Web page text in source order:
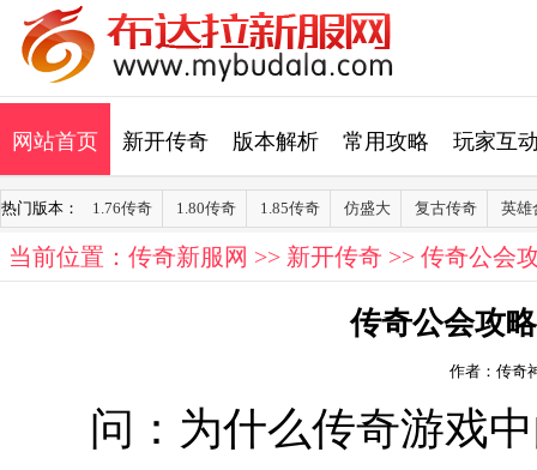
网站首页 新开传奇 版本解析 常用攻略 玩家互
热门版本： 1.76传奇 1.80传奇 1.85传奇 仿盛大 复古传奇 英雄
当前位置： 传奇新服网 >> 新开传奇 >> 传奇公会
传奇公会攻
作者：传奇
问：为什么传奇游戏